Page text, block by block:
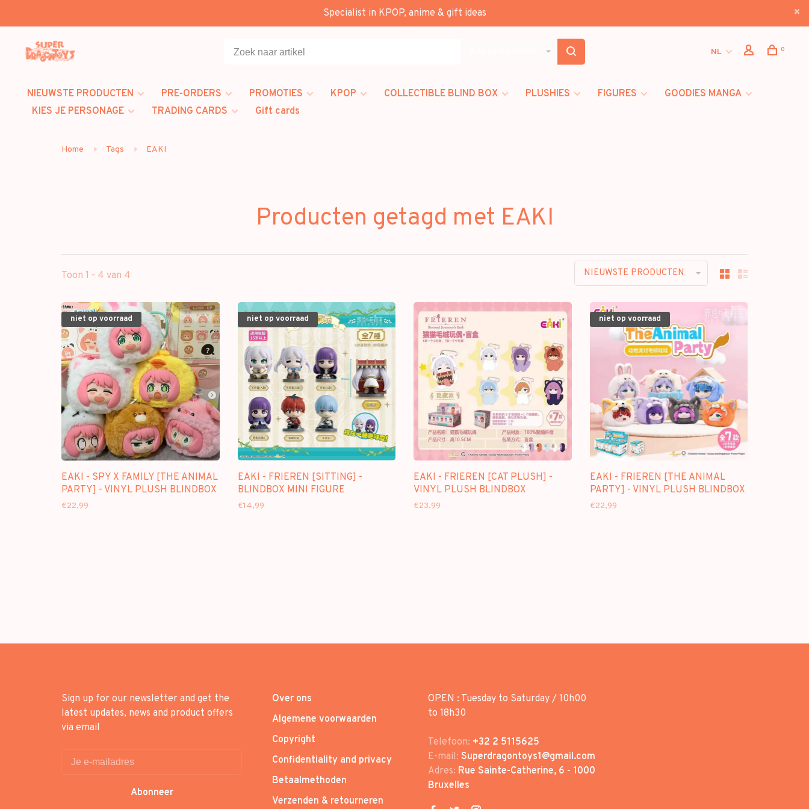
Specialist in KPOP, anime & gift ideas
NL 0
NIEUWSTE PRODUCTEN PRE-ORDERS PROMOTIES KPOP COLLECTIBLE BLIND BOX PLUSHIES FIGURES
GOODIES MANGA
KIES JE PERSONAGE
TRADING CARDS Gift cards
Home Tags EAKI
Producten getagd met EAKI
Toon 1 - 4 van 4 NIEUWSTE PRODUCTEN
niet op voorraad
EAKI - SPY X FAMILY [THE ANIMAL
PARTY] - VINYL PLUSH BLINDBOX
€22,99
niet op voorraad
EAKI - FRIEREN [SITTING] -
BLINDBOX MINI FIGURE
€14,99
EAKI - FRIEREN [CAT PLUSH] -
VINYL PLUSH BLINDBOX
€23,99
niet op voorraad
EAKI - FRIEREN [THE ANIMAL
PARTY] - VINYL PLUSH BLINDBOX
€22,99
Sign up for our newsletter and get the
latest updates, news and product offers
via email
Abonneer
Over ons
Algemene voorwaarden
Copyright
Confidentiality and privacy
Betaalmethoden
Verzenden & retourneren
OPEN : Tuesday to Saturday / 10h00
to 18h30
Telefoon: +32 2 5115625
E-mail: Superdragontoys1@gmail.com
Adres: Rue Sainte-Catherine, 6 - 1000
Bruxelles